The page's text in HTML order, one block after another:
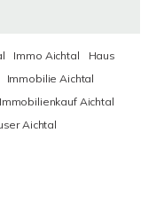
Immo Aichtal
Haus
Immobilie Aichtal
Immobilienkauf Aichtal
Aichtal